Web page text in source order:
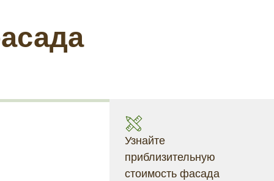
Узнайте
приблизительную
стоимость фасада